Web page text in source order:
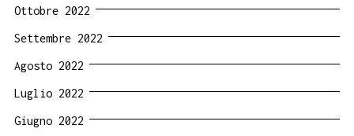
Ottobre 2022
Settembre 2022
Agosto 2022
Luglio 2022
Giugno 2022